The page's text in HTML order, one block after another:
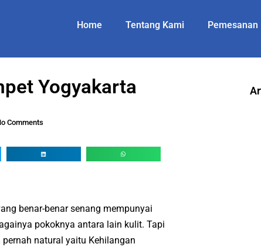
Home Tentang Kami Pemesanan
Yogyakarta
Comments
benar-benar senang mempunyai
pokoknya antara lain kulit. Tapi
natural yaitu Kehilangan